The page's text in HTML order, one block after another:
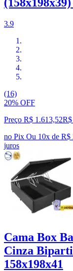
3.9
(16)
20% OFF
Preço R$ 1.613,52R$
no Pix Ou 10x de R$
juros
Cama Box
Cinza
158x198x41